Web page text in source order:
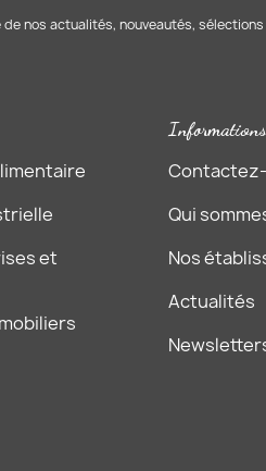
nos actualités, nouveautés,
et
Informations
Qui
Nos
Actualités